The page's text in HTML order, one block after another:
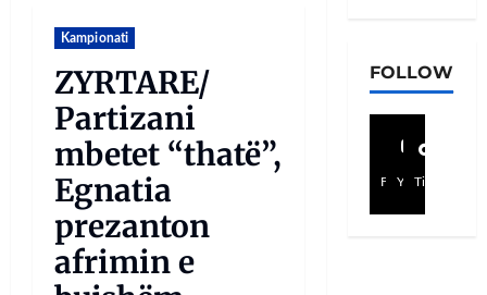
Kampionati
ZYRTARE/
Partizani
mbetet “thatë”,
Egnatia
prezanton
afrimin e
FOLLOW
Facebook
YouTube
TikTok